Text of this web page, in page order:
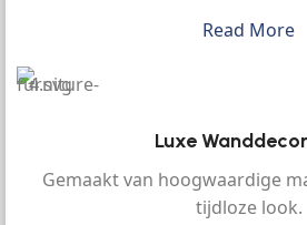
Read More
Luxe
Gemaakt van hoogwaardige
tijdloze look.